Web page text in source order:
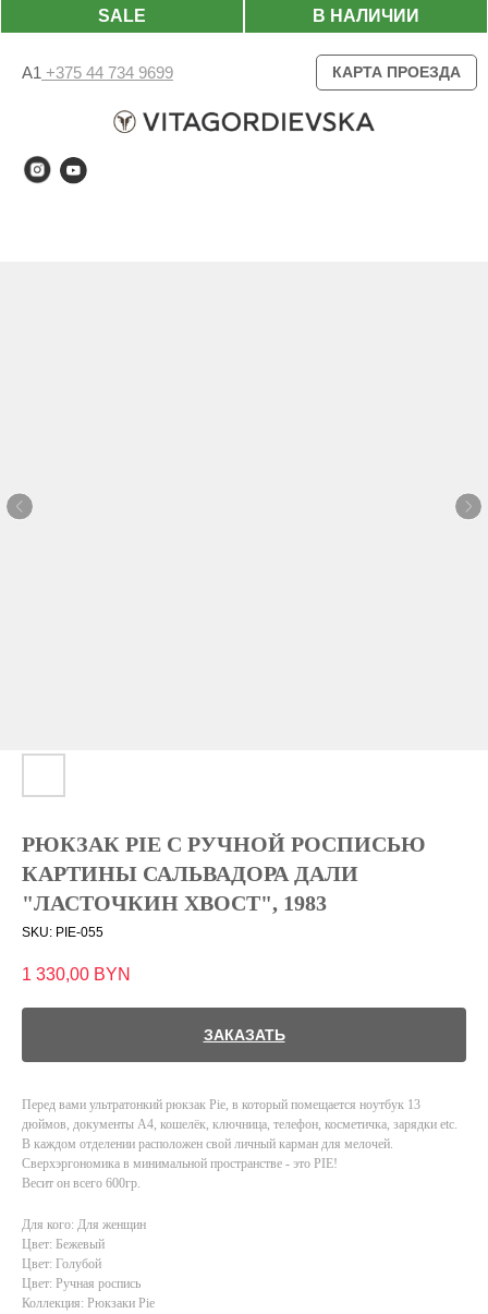
В НАЛИЧИИ
SALE
А1 +375 44 734 9699 КАРТА ПРОЕЗДА
РЮКЗАК PIE С РУЧНОЙ РОСПИСЬЮ
КАРТИНЫ САЛЬВАДОРА ДАЛИ
"ЛАСТОЧКИН ХВОСТ", 1983
SKU: PIE-055
1 330,00 BYN
ЗАКАЗАТЬ
Перед вами ультратонкий рюкзак Pie, в который помещается ноутбук 13
дюймов, документы А4, кошелёк, ключница, телефон, косметичка, зарядки etc.
В каждом отделении расположен свой личный карман для мелочей.
Сверхэргономика в минимальной пространстве - это PIE!
Весит он всего 600гр.
Для кого: Для женщин
Цвет: Бежевый
Цвет: Голубой
Цвет: Ручная роспись
Коллекция: Рюкзаки Pie